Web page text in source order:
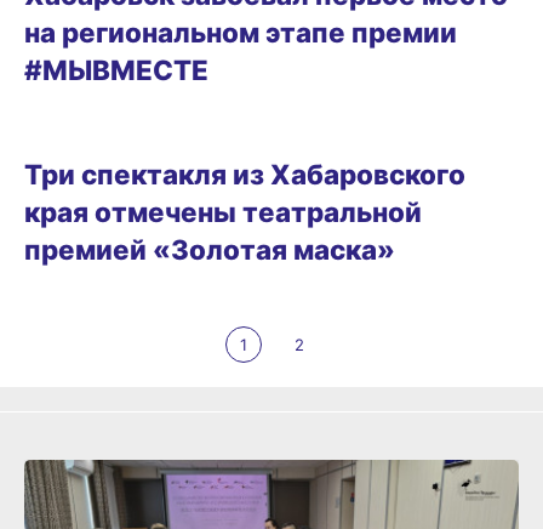
на региональном этапе премии
#МЫВМЕСТЕ
Три спектакля из Хабаровского
края отмечены театральной
премией «Золотая маска»
1 2